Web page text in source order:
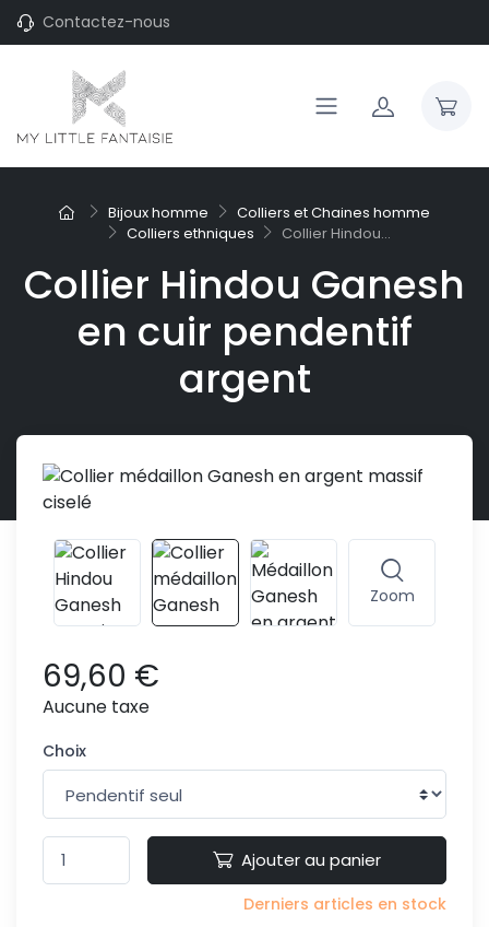
Contactez-nous
Bijoux homme
Colliers et Chaines homme
Colliers ethniques
Collier Hindou...
Collier Hindou Ganesh
en cuir pendentif
argent
Zoom
69,60 €
Aucune taxe
Choix
Ajouter au panier
Derniers articles en stock